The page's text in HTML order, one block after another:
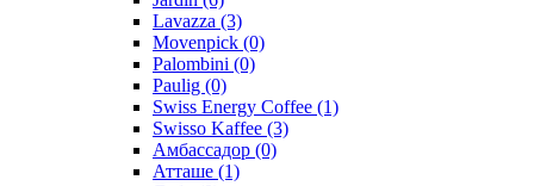
Lavazza (3)
Movenpick (0)
Palombini (0)
Paulig (0)
Swiss Energy Coffee (1)
Swisso Kaffee (3)
Амбассадор (0)
Атташе (1)